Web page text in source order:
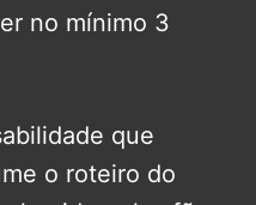
no mínimo 3
que
o roteiro do